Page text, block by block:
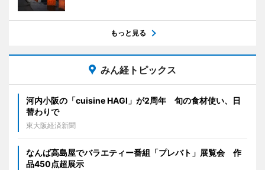
もっと見る
みん経トピックス
河内小阪の「cuisine HAGI」が2周年 旬の食材使い、日
替わりで
東大阪経済新聞
なんば高島屋でバラエティー番組「プレバト」展覧会 作
品450点超展示